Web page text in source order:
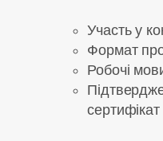
Участь у
Формат
Робочі
сертифікат